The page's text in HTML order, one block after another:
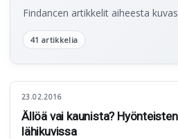
Findancen artikkelit aiheesta
41 artikkelia
23.02.2016
Ällöä vai kaunista?
lähikuvissa